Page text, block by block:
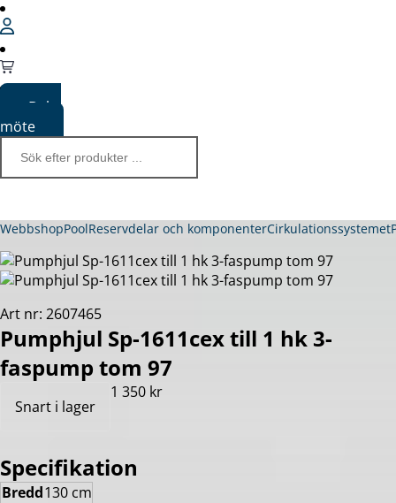
Boka
möte
WebbshopPoolReservdelar och komponenterCirkulationssystemet
Art nr: 2607465
Pumphjul Sp-1611cex till 1 hk 3-
faspump tom 97
Snart i lager
1 350 kr
Specifikation
Bredd130 cm